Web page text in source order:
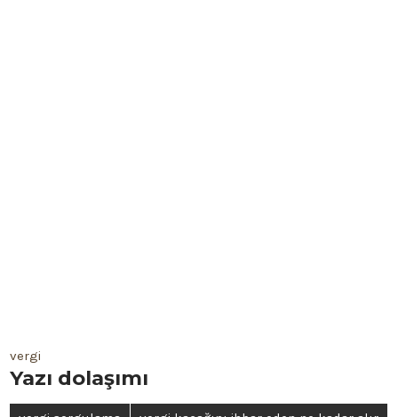
vergi
Yazı dolaşımı